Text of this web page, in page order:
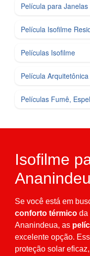
Película para Janelas
Película Isofilme
Películas Isofilme
Película Arquitetônica
Películas Fumê,
Isofilme
Se você está em
conforto térmico da
Ananindeua, as
excelente opção.
proteção solar